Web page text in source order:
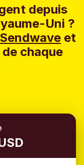
depuis
Uni ?
et
chaque